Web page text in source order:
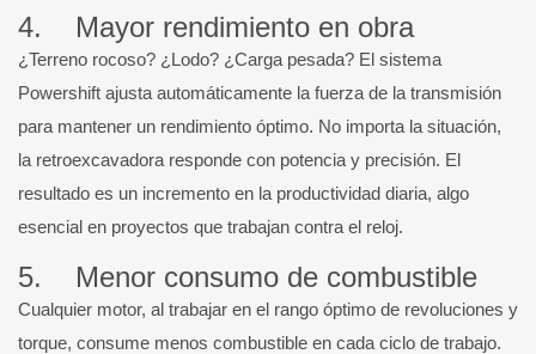
4. Mayor rendimiento en obra
¿Terreno rocoso? ¿Lodo? ¿Carga pesada? El sistema
Powershift ajusta automáticamente la fuerza de la transmisión
para mantener un rendimiento óptimo. No importa la situación,
la retroexcavadora responde con potencia y precisión. El
resultado es un incremento en la productividad diaria, algo
esencial en proyectos que trabajan contra el reloj.
5. Menor consumo de combustible
Cualquier motor, al trabajar en el rango óptimo de revoluciones y
torque, consume menos combustible en cada ciclo de trabajo.